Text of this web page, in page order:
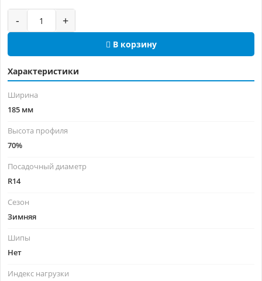
- +
В корзину
Характеристики
Ширина
185 мм
Высота профиля
70%
Посадочный диаметр
R14
Сезон
Зимняя
Шипы
Нет
Индекс нагрузки